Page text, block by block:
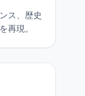
ス、歴史
再現。